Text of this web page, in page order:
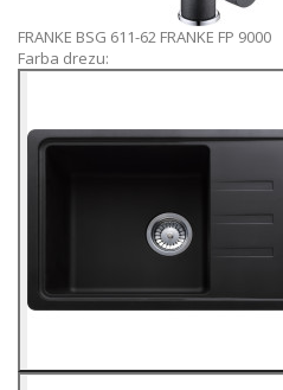
FRANKE BSG 611-62 FRANKE FP 9000
Farba drezu: